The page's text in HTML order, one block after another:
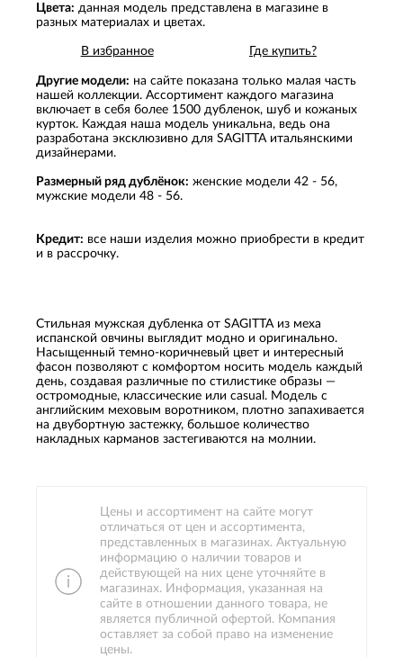
Цвета: данная модель представлена в магазине в
разных материалах и цветах.
В избранное Где купить?
Другие модели: на сайте показана только малая часть
нашей коллекции. Ассортимент каждого магазина
включает в себя более 1500 дубленок, шуб и кожаных
курток. Каждая наша модель уникальна, ведь она
разработана эксклюзивно для SAGITTA итальянскими
дизайнерами.
Размерный ряд дублёнок: женские модели 42 - 56,
мужские модели 48 - 56.
Кредит: все наши изделия можно приобрести в кредит
и в рассрочку.
Стильная мужская дубленка от SAGITTA из меха
испанской овчины выглядит модно и оригинально.
Насыщенный темно-коричневый цвет и интересный
фасон позволяют с комфортом носить модель каждый
день, создавая различные по стилистике образы —
остромодные, классические или casual. Модель с
английским меховым воротником, плотно запахивается
на двубортную застежку, большое количество
накладных карманов застегиваются на молнии.
Цены и ассортимент на сайте могут
отличаться от цен и ассортимента,
представленных в магазинах. Актуальную
информацию о наличии товаров и
действующей на них цене уточняйте в
магазинах. Информация, указанная на
сайте в отношении данного товара, не
является публичной офертой. Компания
оставляет за собой право на изменение
цены.